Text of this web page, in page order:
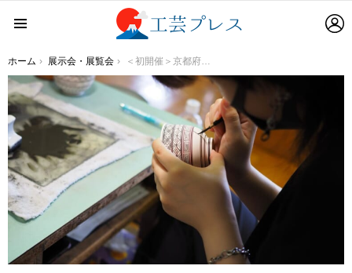
You are here:
ホーム 展示会・展覧会 ＜初開催＞京都府立陶工高等技術専門校 絵付デザイン科の２年生作品『伝統を繋ぐ第一歩展』（展示即売）大丸京都店